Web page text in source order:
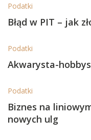
Podatki
Błąd w PIT – jak
Podatki
Akwarysta-
Podatki
Biznes na
nowych ulg